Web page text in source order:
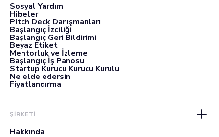
Sosyal Yardım
Hibeler
Pitch Deck Danışmanları
Başlangıç İzciliği
Başlangıç Geri Bildirimi
Beyaz Etiket
Mentorluk ve İzleme
Başlangıç İş Panosu
Startup Kurucu Kurucu Kurulu
Ne elde edersin
Fiyatlandırma
ŞİRKETİ
Hakkında